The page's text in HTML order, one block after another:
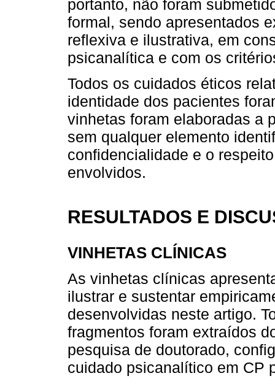
portanto, não foram
formal, sendo apresentados
reflexiva e ilustrativa, em
psicanalítica e com os
Todos os cuidados éticos
identidade dos pacientes
vinhetas foram elaboradas a
sem qualquer elemento
confidencialidade e o
envolvidos.
RESULTADOS E
VINHETAS CLÍNICAS
As vinhetas clínicas
ilustrar e sustentar
desenvolvidas neste artigo.
fragmentos foram extraídos
pesquisa de doutorado,
cuidado psicanalítico em CP